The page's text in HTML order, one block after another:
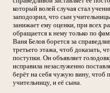
который волей случая стал
заподозрил, что сын
занижает ему оценки, при всех
обращается к нему только по
Ваня Белов борется за
третьего этажа, чтоб доказать,
поступки. Он объявляет
исправила незаслуженно
берёт на себя чужую вину, чтоб
учительницу, и её сына.